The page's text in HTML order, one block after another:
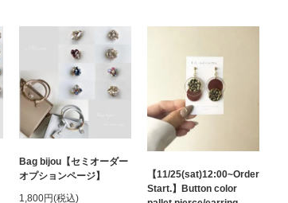
Bag bijou【セミオーダー
オプションページ】
1,800円(税込)
【11/25(sat)12:00~Order
Start.】Button color